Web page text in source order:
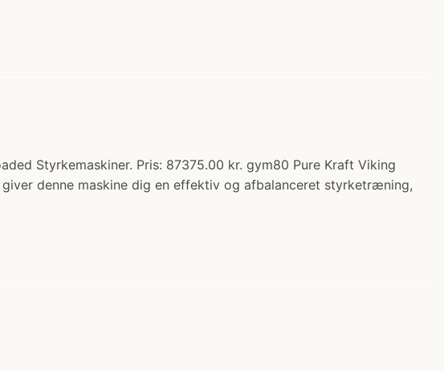
Styrkemaskiner. Pris: 87375.00 kr. gym80 Pure Kraft Viking
denne maskine dig en effektiv og afbalanceret styrketræning,